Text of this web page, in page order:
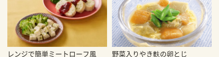
レンジで簡単ミートローフ風 野菜入りやき麩の卵とじ